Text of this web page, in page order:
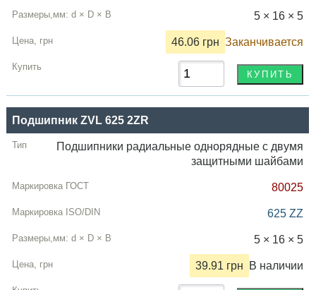
5 × 16 × 5
46.06 грн Заканчивается
Подшипник ZVL 625 2ZR
Подшипники радиальные однорядные с двумя
защитными шайбами
80025
625 ZZ
5 × 16 × 5
39.91 грн В наличии